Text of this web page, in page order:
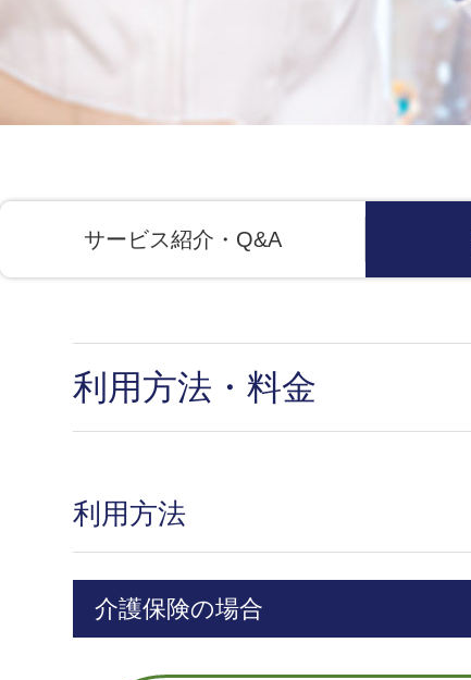
サービス紹介・Q&A
利用方法・料金
利用方法
介護保険の場合